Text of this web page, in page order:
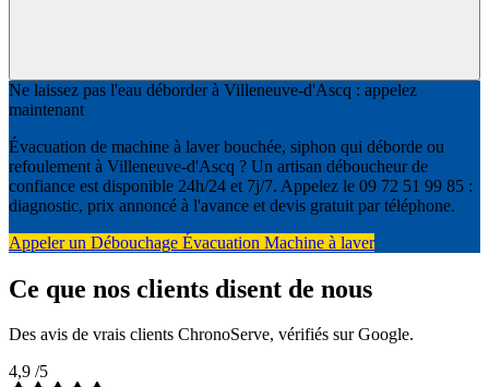
Ne laissez pas l'eau déborder à Villeneuve-d'Ascq : appelez
maintenant
Évacuation de machine à laver bouchée, siphon qui déborde ou
refoulement à Villeneuve-d'Ascq ? Un artisan déboucheur de
confiance est disponible 24h/24 et 7j/7. Appelez le 09 72 51 99 85 :
diagnostic, prix annoncé à l'avance et devis gratuit par téléphone.
Appeler un Débouchage Évacuation Machine à laver
Ce que nos clients disent de nous
Des avis de vrais clients ChronoServe, vérifiés sur Google.
4,9 /5